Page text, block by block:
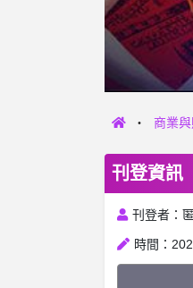
商業
刊登資訊
刊登者：
時間：